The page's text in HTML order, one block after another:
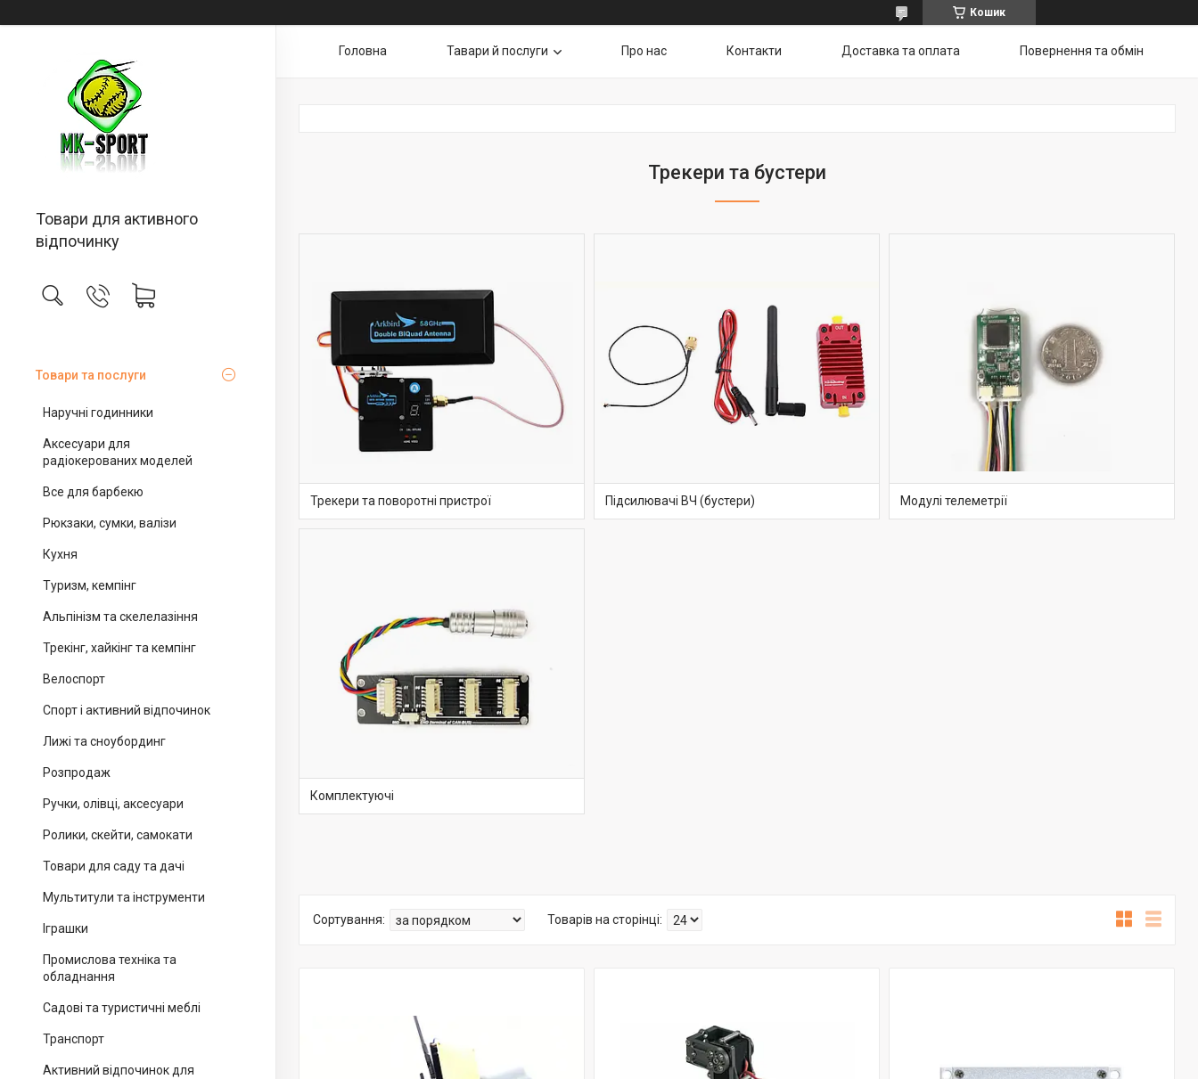
Кошик
Товари для активного
відпочинку
Товари та послуги
Наручні годинники
Аксесуари для
радіокерованих моделей
Все для барбекю
Рюкзаки, сумки, валізи
Кухня
Туризм, кемпінг
Альпінізм та скелелазіння
Трекінг, хайкінг та кемпінг
Велоспорт
Спорт і активний відпочинок
Лижі та сноубординг
Розпродаж
Ручки, олівці, аксесуари
Ролики, скейти, самокати
Товари для саду та дачі
Мультитули та інструменти
Іграшки
Промислова техніка та
обладнання
Садові та туристичні меблі
Транспорт
Активний відпочинок для
Головна Тавари й послуги Про нас Контакти Доставка та оплата Повернення та обмін
Трекери та бустери
Трекери та поворотні пристрої Підсилювачі ВЧ (бустери) Модулі телеметрії
Комплектуючі